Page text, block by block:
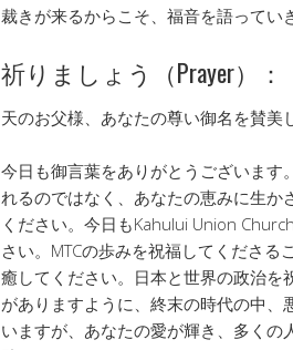
裁きが来るからこそ、福音を語ってい
祈りましょう（Prayer）：
天のお父様、あなたの尊い御名を賛美
今日も御言葉をありがとうございま
れるのではなく、あなたの恵みに生か
ください。今日もKahului Union
さい。MTCの歩みを祝福してくださ
癒してください。日本と世界の政治を
がありますように、終末の時代の中、
いますが、あなたの愛が輝き、多く